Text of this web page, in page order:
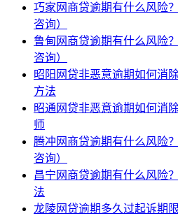
巧家网商贷逾期有什么风险
咨询）
鲁甸网商贷逾期有什么风险
咨询）
昭阳网贷非恶意逾期如何消
方法
昭通网贷非恶意逾期如何消
师
腾冲网商贷逾期有什么风险
咨询）
昌宁网商贷逾期有什么风险
法
龙陵网贷逾期多久过起诉期